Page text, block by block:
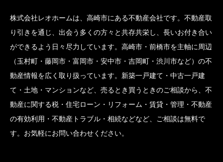
株式会社レオホームは、高崎市にある不動産会社です。不動産取
り引きを通じ、出会う多くの方々と共存共栄し、長いお付き合い
ができるよう日々尽力しています。高崎市・前橋市を主軸に周辺
（玉村町・藤岡市・富岡市・安中市・吉岡町・渋川市など）の不
動産情報を広く取り扱っています。新築一戸建て・中古一戸建
て・土地・マンションなど、売るとき買うときのご相談から、不
動産に関する税・住宅ローン・リフォーム・賃貸・管理・不動産
の有効利用・不動産トラブル・相続などなど、ご相談は無料で
す。お気軽にお問い合わせください。